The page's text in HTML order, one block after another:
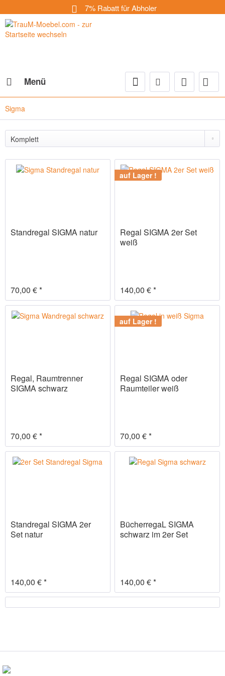
7% Rabatt für Abholer
Menü
Sigma
Standregal SIGMA natur
70,00 € *
auf Lager !
Regal SIGMA 2er Set
weiß
140,00 € *
Regal, Raumtrenner
SIGMA schwarz
70,00 € *
auf Lager !
Regal SIGMA oder
Raumteiler weiß
70,00 € *
Standregal SIGMA 2er
Set natur
140,00 € *
BücherregaL SIGMA
schwarz im 2er Set
140,00 € *